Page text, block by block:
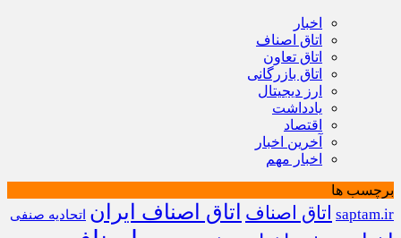
اخبار
اتاق اصناف
اتاق تعاون
اتاق بازرگانی
ارز دیجیتال
یادداشت
اقتصاد
آخرین اخبار
اخبار مهم
برچسب ها
saptam.ir اتاق اصناف اتاق اصناف ایران اتحادیه صنفی